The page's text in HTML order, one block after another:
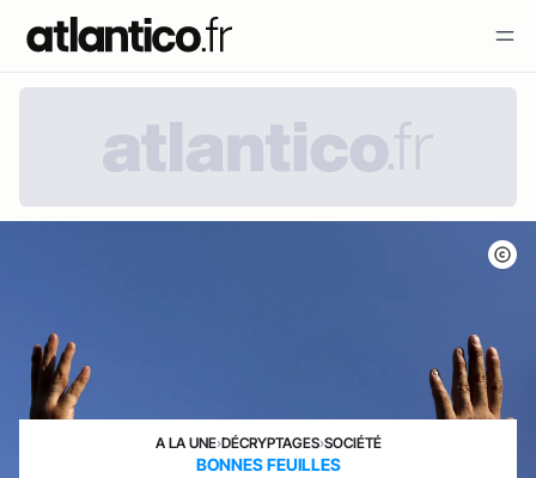
A LA UNE›DÉCRYPTAGES›SOCIÉTÉ
BONNES FEUILLES